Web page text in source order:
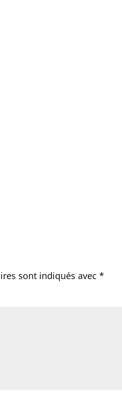
sont indiqués avec*